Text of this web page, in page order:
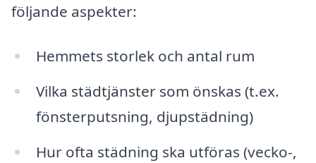
följande aspekter:
Hemmets storlek och antal rum
Vilka städtjänster som önskas (t.ex.
fönsterputsning, djupstädning)
Hur ofta städning ska utföras (vecko-,